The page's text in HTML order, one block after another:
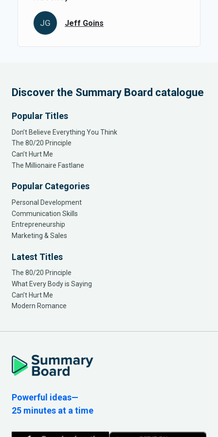
JG Jeff Goins
Discover the Summary Board catalogue
Popular Titles
Don’t Believe Everything You Think
The 80/20 Principle
Can’t Hurt Me
The Millionaire Fastlane
Popular Categories
Personal Development
Communication Skills
Entrepreneurship
Marketing & Sales
Latest Titles
The 80/20 Principle
What Every Body is Saying
Can’t Hurt Me
Modern Romance
Powerful ideas—
25 minutes at a time